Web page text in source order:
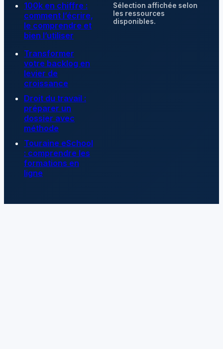
100k en chiffre :
comment l’écrire,
le comprendre et
bien l’utiliser
Transformer
votre backlog en
levier de
croissance
Droit du travail :
préparer un
dossier avec
méthode
Touraine eSchool
: comprendre les
formations en
ligne
Sélection affichée selon
les ressources
disponibles.